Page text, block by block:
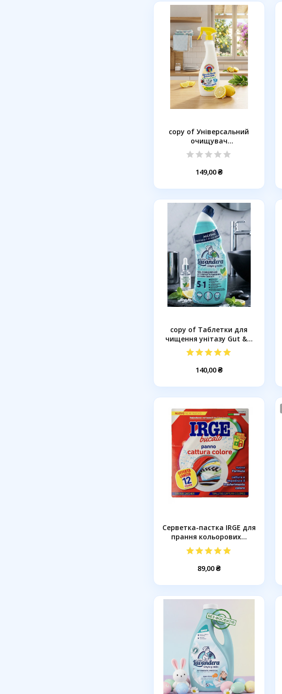
copy of Універсальний
очищувач
плямовивідник...
149,00 ₴
copy of Таблетки для
чищення унітазу Gut &...
140,00 ₴
Серветка-пастка IRGE для
прання кольорових...
89,00 ₴